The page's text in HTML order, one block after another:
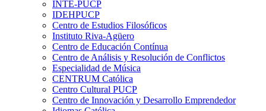
INTE-PUCP
IDEHPUCP
Centro de Estudios Filosóficos
Instituto Riva-Agüero
Centro de Educación Contínua
Centro de Análisis y Resolución de Conflictos
Especialidad de Música
CENTRUM Católica
Centro Cultural PUCP
Centro de Innovación y Desarrollo Emprendedor